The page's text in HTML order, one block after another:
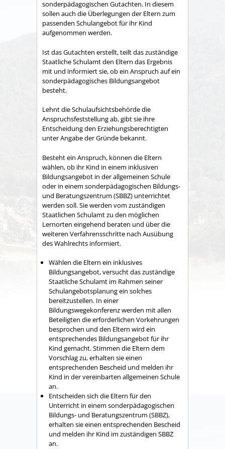
sonderpädagogischen Gutachten. In diesem
sollen auch die Überlegungen der Eltern zum
passenden Schulangebot für ihr Kind
aufgenommen werden.
Ist das Gutachten erstellt, teilt das zuständige
Staatliche Schulamt den Eltern das Ergebnis
mit und informiert sie, ob ein Anspruch auf ein
sonderpädagogisches Bildungsangebot
besteht.
Lehnt die Schulaufsichtsbehörde die
Anspruchsfeststellung ab, gibt sie ihre
Entscheidung den Erziehungsberechtigten
unter Angabe der Gründe bekannt.
Besteht ein Anspruch, können die Eltern
wählen, ob ihr Kind in einem inklusiven
Bildungsangebot in der allgemeinen Schule
oder in einem sonderpädagogischen Bildungs-
und Beratungszentrum (SBBZ) unterrichtet
werden soll. Sie werden vom zuständigen
Staatlichen Schulamt zu den möglichen
Lernorten eingehend beraten und über die
weiteren Verfahrensschritte nach Ausübung
des Wahlrechts informiert.
Wählen die Eltern ein inklusives
Bildungsangebot, versucht das zuständige
Staatliche Schulamt im Rahmen seiner
Schulangebotsplanung ein solches
bereitzustellen. In einer
Bildungswegekonferenz werden mit allen
Beteiligten die erforderlichen Vorkehrungen
besprochen und den Eltern wird ein
entsprechendes Bildungsangebot für ihr
Kind gemacht. Stimmen die Eltern dem
Vorschlag zu, erhalten sie einen
entsprechenden Bescheid und melden ihr
Kind in der vereinbarten allgemeinen Schule
an.
Entscheiden sich die Eltern für den
Unterricht in einem sonderpädagogischen
Bildungs- und Beratungszentrum (SBBZ),
erhalten sie einen entsprechenden Bescheid
und melden ihr Kind im zuständigen SBBZ
an.